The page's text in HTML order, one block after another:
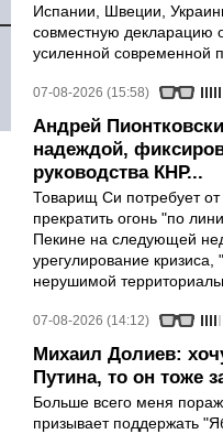
Испании, Швеции,
совместную декларацию
усиленной современной
07-08-2026 (15:58)
Андрей
надеждой,
руководства КНР...
Товарищ Си потребует
прекратить огонь "по
Пекине на следующей
урегулирование
нерушимой
07-08-2026 (14:12)
Михаил Долиев:
Путина, то он тоже
Больше всего меня
призывает поддержать